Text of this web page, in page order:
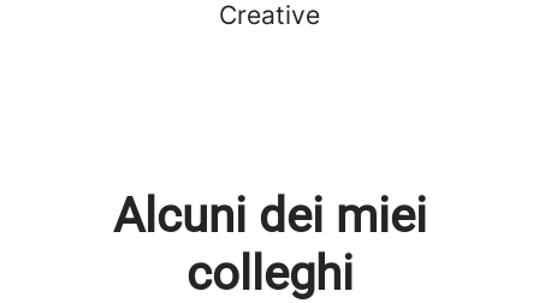
Creative
Alcuni dei miei
colleghi